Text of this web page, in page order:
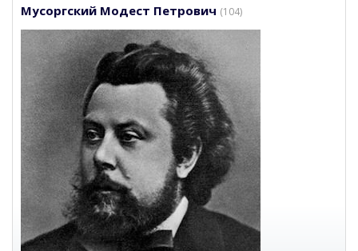
Мусоргский Модест Петрович (104)